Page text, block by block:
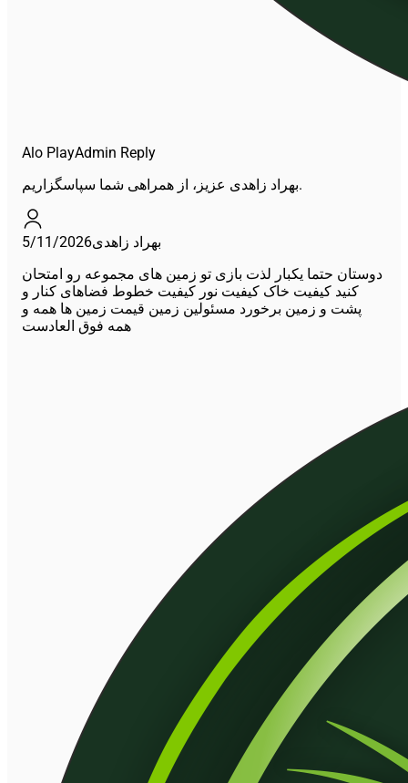
Alo PlayAdmin Reply
بهراد زاهدی عزیز، از همراهی شما سپاسگزاریم.
بهراد زاهدی5/11/2026
دوستان حتما یکبار لذت بازی تو زمین های مجموعه رو امتحان
کنید کیفیت خاک کیفیت نور کیفیت خطوط فضاهای کنار و
پشت و زمین برخورد مسئولین زمین قیمت زمین ها همه و
همه فوق العادست